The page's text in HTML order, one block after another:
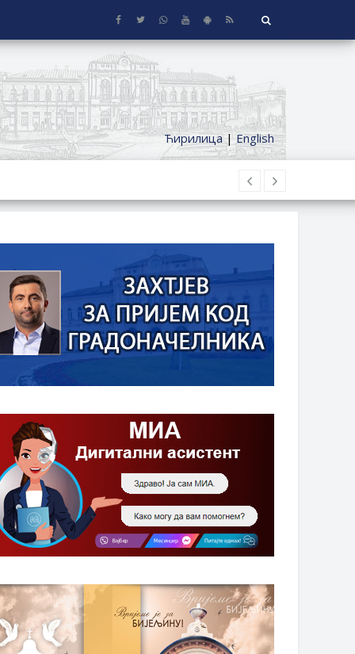
Ћирилица|English
SA OKUĆNICOM NA TERITORIJI
DODATAK ZA DEMOBILISANE BORCE